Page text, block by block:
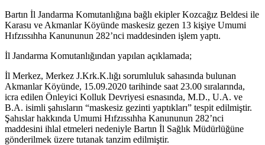
Bartın İl Jandarma Komutanlığına bağlı ekipler Kozcağız Beldesi ile
Karasu ve Akmanlar Köyünde maskesiz gezen 13 kişiye Umumi
Hıfzıssıhha Kanununun 282’nci maddesinden işlem yaptı.
İl Jandarma Komutanlığından yapılan açıklamada;
İl Merkez, Merkez J.Krk.K.lığı sorumluluk sahasında bulunan
Akmanlar Köyünde, 15.09.2020 tarihinde saat 23.00 sıralarında,
icra edilen Önleyici Kolluk Devriyesi esnasında, M.D., U.A. ve
B.A. isimli şahısların “maskesiz gezinti yaptıkları” tespit edilmiştir.
Şahıslar hakkında Umumi Hıfzıssıhha Kanununun 282’nci
maddesini ihlal etmeleri nedeniyle Bartın İl Sağlık Müdürlüğüne
gönderilmek üzere tutanak tanzim edilmiştir.